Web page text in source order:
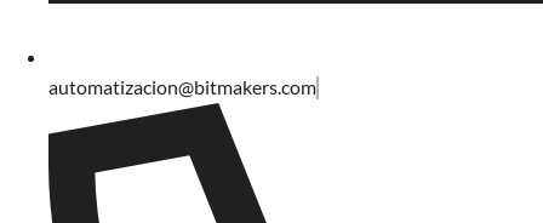
automatizacion@bitmakers.com